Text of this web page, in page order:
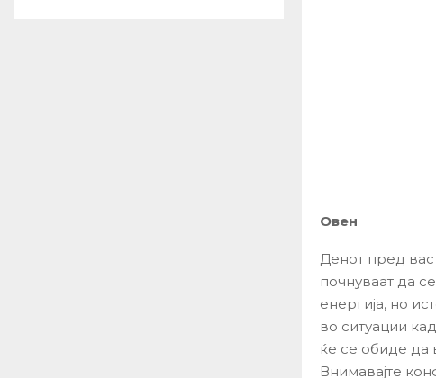
Овен
Денот пред
почнуваат да
енергија, но
во ситуации
ќе се обиде да
Внимавајте